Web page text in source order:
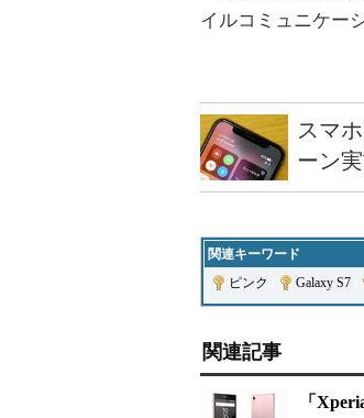
イルコミュニケー
スマ
ーン実
関連キーワード
ピンク
Galaxy S7
関連記事
「